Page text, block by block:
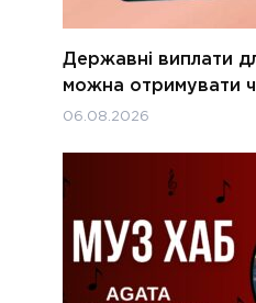
Державні виплати
можна отримувати
06.08.2026